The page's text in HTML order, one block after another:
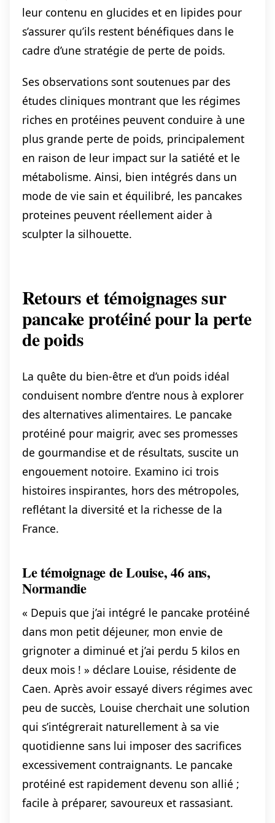
leur contenu en glucides et en lipides pour
s’assurer qu’ils restent bénéfiques dans le
cadre d’une stratégie de perte de poids.
Ses observations sont soutenues par des
études cliniques montrant que les régimes
riches en protéines peuvent conduire à une
plus grande perte de poids, principalement
en raison de leur impact sur la satiété et le
métabolisme. Ainsi, bien intégrés dans un
mode de vie sain et équilibré, les pancakes
proteines peuvent réellement aider à
sculpter la silhouette.
Retours et témoignages sur
pancake protéiné pour la perte
de poids
La quête du bien-être et d’un poids idéal
conduisent nombre d’entre nous à explorer
des alternatives alimentaires. Le pancake
protéiné pour maigrir, avec ses promesses
de gourmandise et de résultats, suscite un
engouement notoire. Examino ici trois
histoires inspirantes, hors des métropoles,
reflétant la diversité et la richesse de la
France.
Le témoignage de Louise, 46 ans,
Normandie
« Depuis que j’ai intégré le pancake protéiné
dans mon petit déjeuner, mon envie de
grignoter a diminué et j’ai perdu 5 kilos en
deux mois ! » déclare Louise, résidente de
Caen. Après avoir essayé divers régimes avec
peu de succès, Louise cherchait une solution
qui s’intégrerait naturellement à sa vie
quotidienne sans lui imposer des sacrifices
excessivement contraignants. Le pancake
protéiné est rapidement devenu son allié ;
facile à préparer, savoureux et rassasiant.